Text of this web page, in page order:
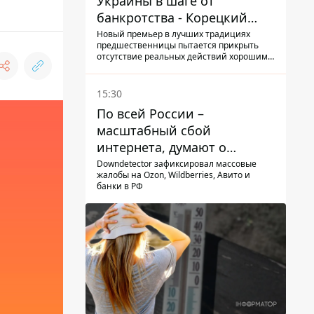
банкротства - Корецкий
обещает им… новые склады
Новый премьер в лучших традициях
предшественницы пытается прикрыть
отсутствие реальных действий хорошими
15:30
По всей России –
масштабный сбой
интернета, думают о
причинах
Downdetector зафиксировал массовые
жалобы на Ozon, Wildberries, Авито и
банки в РФ